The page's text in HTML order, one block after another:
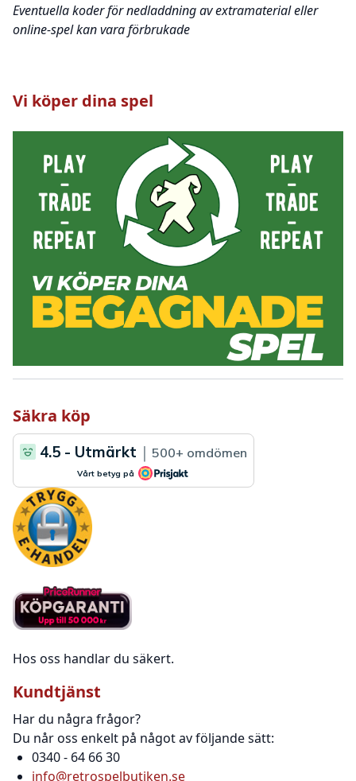
Eventuella koder för nedladdning av extramaterial eller
online-spel kan vara förbrukade
Vi köper dina spel
Säkra köp
Hos oss handlar du säkert.
Kundtjänst
Har du några frågor?
Du når oss enkelt på något av följande sätt:
0340 - 64 66 30
info@retrospelbutiken.se